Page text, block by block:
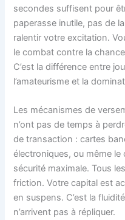
secondes suffisent pour
paperasse inutile, pas de
ralentir votre excitation.
le combat contre la
C’est la différence entre
l’amateurisme et la
Les mécanismes de
n’ont pas de temps à
de transaction : cartes
électroniques, ou même
sécurité maximale. Tous
friction. Votre capital est
en suspens. C’est la
n’arrivent pas à répliquer.